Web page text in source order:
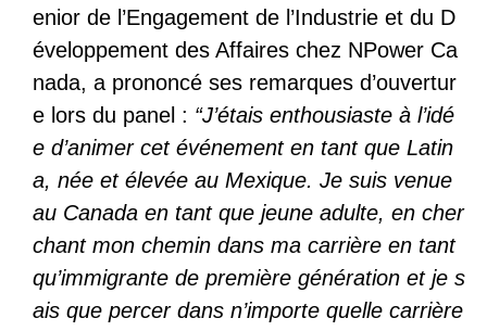
enior de l’Engagement de l’Industrie et du D
éveloppement des Affaires chez NPower Ca
nada, a prononcé ses remarques d’ouvertur
e lors du panel : “J’étais enthousiaste à l’idé
e d’animer cet événement en tant que Latin
a, née et élevée au Mexique. Je suis venue
au Canada en tant que jeune adulte, en cher
chant mon chemin dans ma carrière en tant
qu’immigrante de première génération et je s
ais que percer dans n’importe quelle carrière